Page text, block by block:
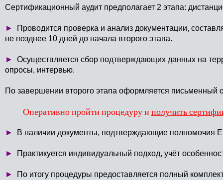
Сертификационный аудит предполагает 2 этапа:
►
Проводится проверка и анализ документации,
не позднее 10 дней до начала второго этапа.
►
Осуществляется сбор подтверждающих данных на
опросы, интервью.
По завершении второго этапа оформляется письменный
Оперативно пройти процедуру и получить
► В наличии документы, подтверждающие полномочия
► Практикуется индивидуальный подход, учёт
► По итогу процедуры предоставляется полный